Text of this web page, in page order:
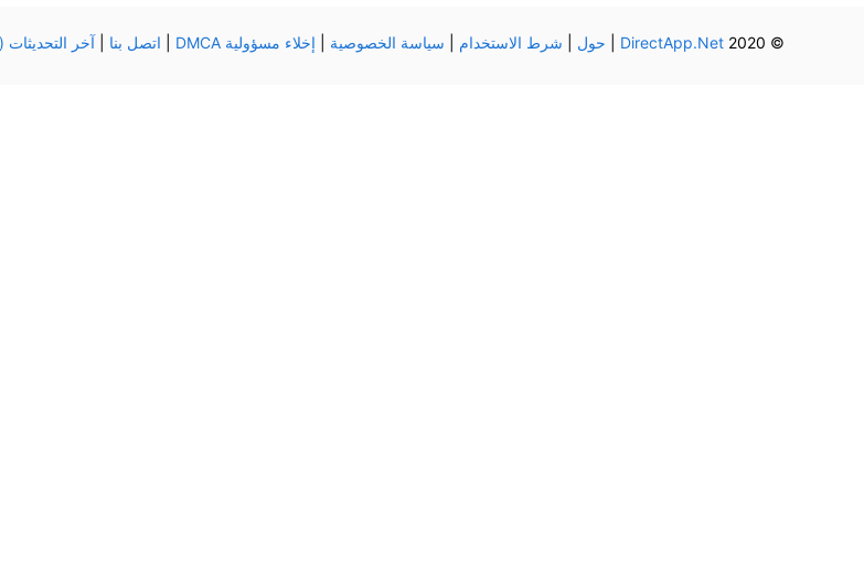
© 2020
DirectApp.Net حول شرط الاستخدام سياسة الخصوصية إخلاء مسؤولية DMCA اتصل بنا آخر التحديثات (RSS)